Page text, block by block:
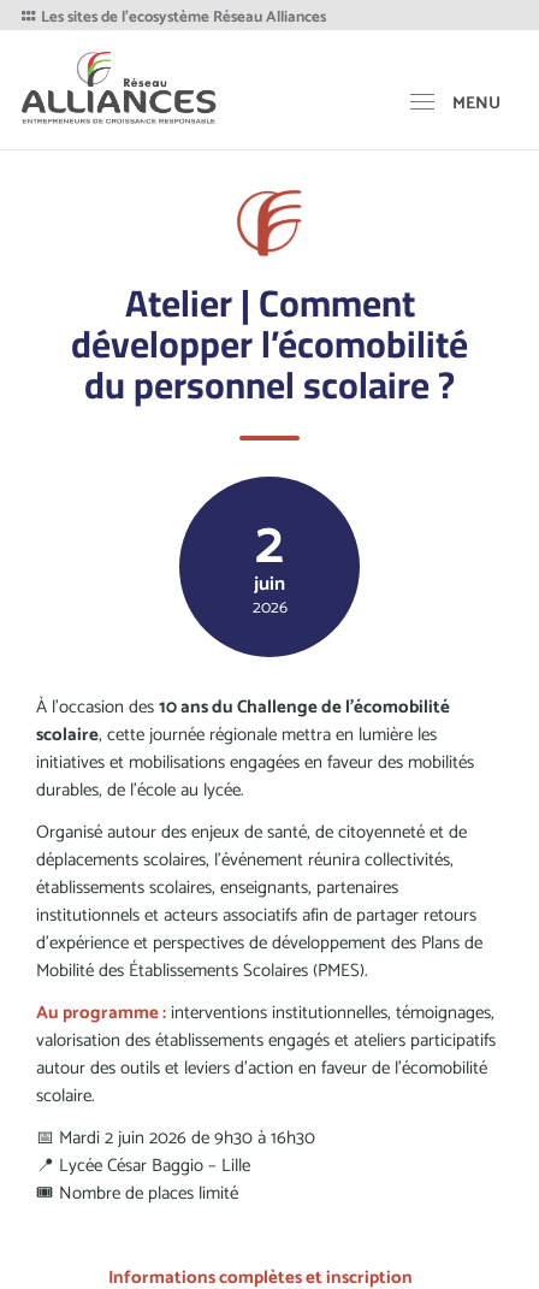
Les sites de l'ecosystème Réseau Alliances
MENU
Atelier | Comment
développer l’écomobilité
du personnel scolaire ?
2
juin
2026
À l’occasion des10 ans du Challenge de l’écomobilité
scolaire, cette journée régionale mettra en lumière les
initiatives et mobilisations engagées en faveur des mobilités
durables, de l’école au lycée.
Organisé autour des enjeux de santé, de citoyenneté et de
déplacements scolaires, l’événement réunira collectivités,
établissements scolaires, enseignants, partenaires
institutionnels et acteurs associatifs afin de partager retours
d’expérience et perspectives de développement des Plans de
Mobilité des Établissements Scolaires (PMES).
Au programme :interventions institutionnelles, témoignages,
valorisation des établissements engagés et ateliers participatifs
autour des outils et leviers d’action en faveur de l’écomobilité
scolaire.
📅 Mardi 2 juin 2026 de 9h30 à 16h30
📍 Lycée César Baggio – Lille
🎟️ Nombre de places limité
Informations complètes et inscription